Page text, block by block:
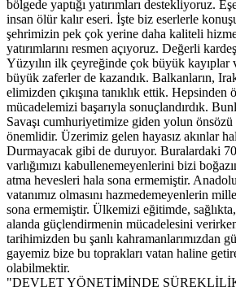
bölgede yaptığı yatırımları destekliyoruz.
insan ölür kalır eseri. İşte biz eserlerle
şehrimizin pek çok yerine daha kaliteli
yatırımlarını resmen açıyoruz. Değerli
Yüzyılın ilk çeyreğinde çok büyük kayıplar
büyük zaferler de kazandık. Balkanların,
elimizden çıkışına tanıklık ettik.
mücadelemizi başarıyla sonuçlandırdık.
Savaşı cumhuriyetimize giden yolun önsözü
önemlidir. Üzerimiz gelen hayasız akınlar
Durmayacak gibi de duruyor. Buralardaki
varlığımızı kabullenemeyenlerini bizi
atma hevesleri hala sona ermemiştir.
vatanımız olmasını hazmedemeyenlerin
sona ermemiştir. Ülkemizi eğitimde,
alanda güçlendirmenin mücadelesini
tarihimizden bu şanlı kahramanlarımızdan
gayemiz bize bu toprakları vatan haline
olabilmektir.
"DEVLET YÖNETİMİNDE